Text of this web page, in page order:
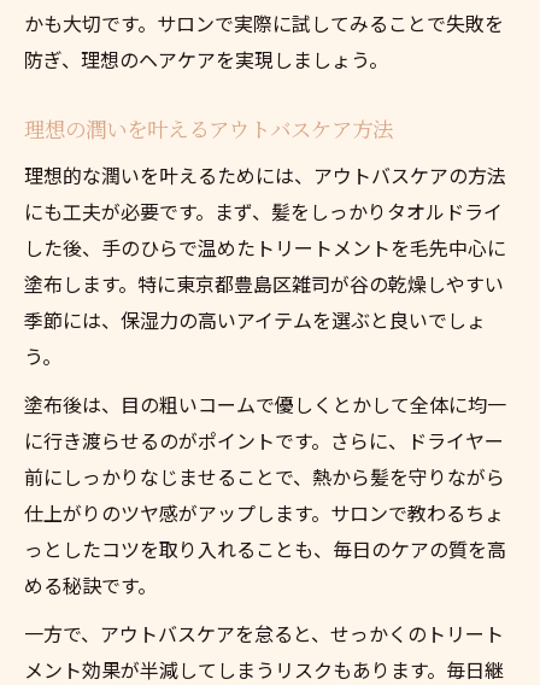
かも大切です。サロンで実際に試してみることで失敗を
防ぎ、理想のヘアケアを実現しましょう。
理想の潤いを叶えるアウトバスケア方法
理想的な潤いを叶えるためには、アウトバスケアの方法
にも工夫が必要です。まず、髪をしっかりタオルドライ
した後、手のひらで温めたトリートメントを毛先中心に
塗布します。特に東京都豊島区雑司が谷の乾燥しやすい
季節には、保湿力の高いアイテムを選ぶと良いでしょ
う。
塗布後は、目の粗いコームで優しくとかして全体に均一
に行き渡らせるのがポイントです。さらに、ドライヤー
前にしっかりなじませることで、熱から髪を守りながら
仕上がりのツヤ感がアップします。サロンで教わるちょ
っとしたコツを取り入れることも、毎日のケアの質を高
める秘訣です。
一方で、アウトバスケアを怠ると、せっかくのトリート
メント効果が半減してしまうリスクもあります。毎日継